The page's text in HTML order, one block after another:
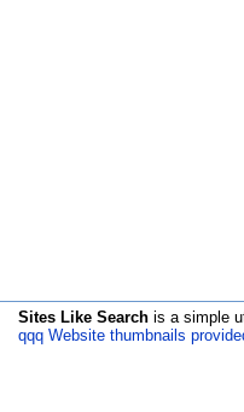
Sites Like Search is a simple
qqq Website thumbnails